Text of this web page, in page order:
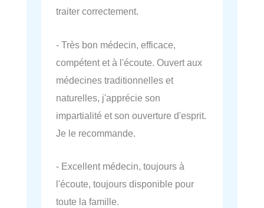
traiter correctement.
- Très bon médecin, efficace,
compétent et à l'écoute. Ouvert aux
médecines traditionnelles et
naturelles, j'apprécie son
impartialité et son ouverture d'esprit.
Je le recommande.
- Excellent médecin, toujours à
l'écoute, toujours disponible pour
toute la famille.